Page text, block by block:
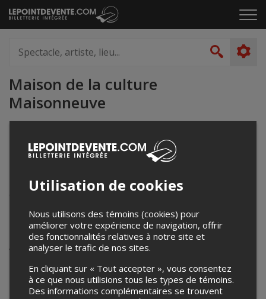
Passer
au
le
artiste,
lieu...
Maison de la culture
Maisonneuve
cineclub.maisonneuve@gmail.com
Montréal, QC
Événements à venir
Votre recherche n'a retourné aucun résultat.
Utilisation de cookies
Nous utilisons des témoins (cookies) pour
améliorer votre expérience de navigation, offrir
des fonctionnalités relatives à notre site et
analyser le trafic de nos sites.
En cliquant sur « Tout accepter », vous consentez
à ce que nous utilisions tous les types de témoins.
Des informations complémentaires se trouvent